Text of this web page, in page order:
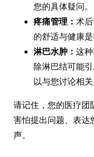
您的具体疑问。
疼痛管理： 术
的舒适与健康是
淋巴水肿： 这
除淋巴结可能
以与您讨论相关
请记住，您的医疗团
害怕提出问题、表达
声。